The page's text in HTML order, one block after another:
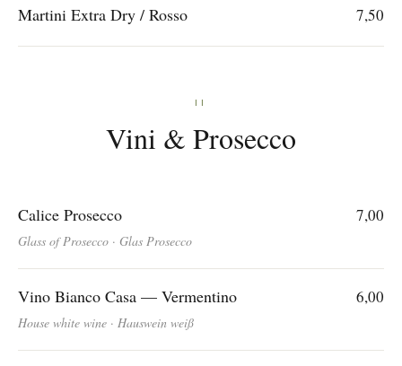
Martini Extra Dry / Rosso 7,50
II
Vini & Prosecco
Calice Prosecco
Glass of Prosecco · Glas Prosecco
7,00
Vino Bianco Casa — Vermentino
House white wine · Hauswein weiß
6,00